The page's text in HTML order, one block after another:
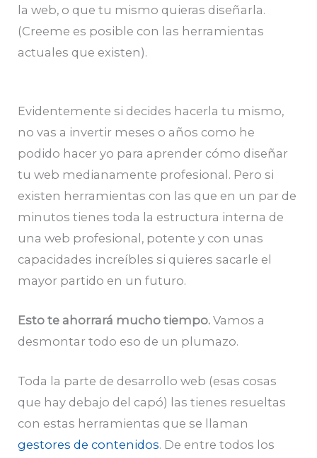
la web, o que tu mismo quieras diseñarla.
(Creeme es posible con las herramientas
actuales que existen).
Evidentemente si decides hacerla tu mismo,
no vas a invertir meses o años como he
podido hacer yo para aprender cómo diseñar
tu web medianamente profesional. Pero si
existen herramientas con las que en un par de
minutos tienes toda la estructura interna de
una web profesional, potente y con unas
capacidades increíbles si quieres sacarle el
mayor partido en un futuro.
Esto te ahorrará mucho tiempo.Vamos a
desmontar todo eso de un plumazo.
Toda la parte de desarrollo web (esas cosas
que hay debajo del capó) las tienes resueltas
con estas herramientas que se llaman
gestores de contenidos. De entre todos los